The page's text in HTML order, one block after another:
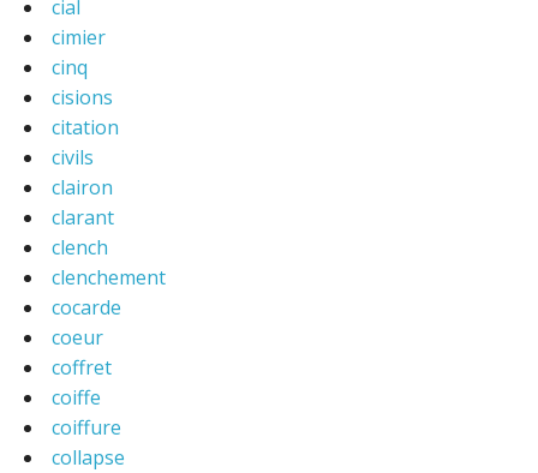
cial
cimier
cinq
cisions
citation
civils
clairon
clarant
clench
clenchement
cocarde
coeur
coffret
coiffe
coiffure
collapse